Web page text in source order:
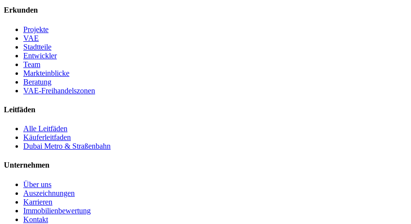
Erkunden
Projekte
VAE
Stadtteile
Entwickler
Team
Markteinblicke
Beratung
VAE-Freihandelszonen
Leitfäden
Alle Leitfäden
Käuferleitfaden
Dubai Metro & Straßenbahn
Unternehmen
Über uns
Auszeichnungen
Karrieren
Immobilienbewertung
Kontakt